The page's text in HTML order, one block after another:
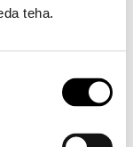
teha.